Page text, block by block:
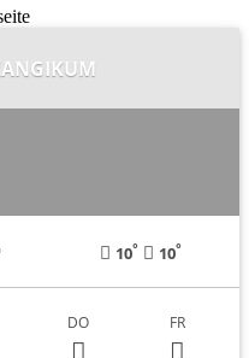
10° 10°
DO FR